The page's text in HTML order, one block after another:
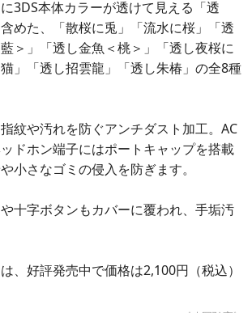
3DS本体カラーが透けて見える「透
めた、「散桜に兎」「流水に桜」「透
＞」「透し金魚＜桃＞」「透し夜桜に
」「透し招雲龍」「透し朱椿」の全8種
紋や汚れを防ぐアンチダスト加工。AC
ドホン端子にはポートキャップを搭載
小さなゴミの侵入を防ぎます。
十字ボタンもカバーに覆われ、手垢汚
、好評発売中で価格は2,100円（税込）